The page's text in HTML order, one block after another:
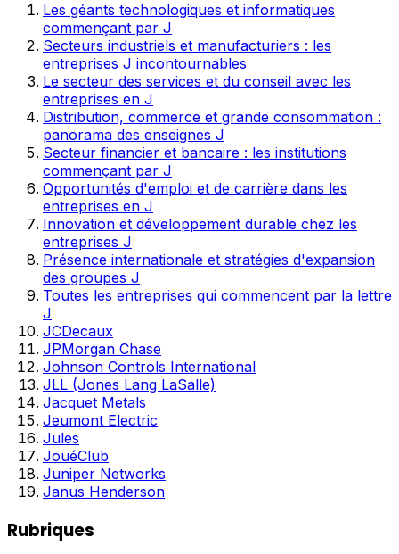
Les géants technologiques et informatiques
commençant par J
Secteurs industriels et manufacturiers : les
entreprises J incontournables
Le secteur des services et du conseil avec les
entreprises en J
Distribution, commerce et grande consommation :
panorama des enseignes J
Secteur financier et bancaire : les institutions
commençant par J
Opportunités d'emploi et de carrière dans les
entreprises en J
Innovation et développement durable chez les
entreprises J
Présence internationale et stratégies d'expansion
des groupes J
Toutes les entreprises qui commencent par la lettre
J
JCDecaux
JPMorgan Chase
Johnson Controls International
JLL (Jones Lang LaSalle)
Jacquet Metals
Jeumont Electric
Jules
JouéClub
Juniper Networks
Janus Henderson
Rubriques